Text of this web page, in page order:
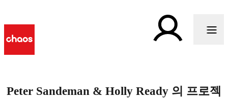
Peter Sandeman & Holly Ready 의 프로젝